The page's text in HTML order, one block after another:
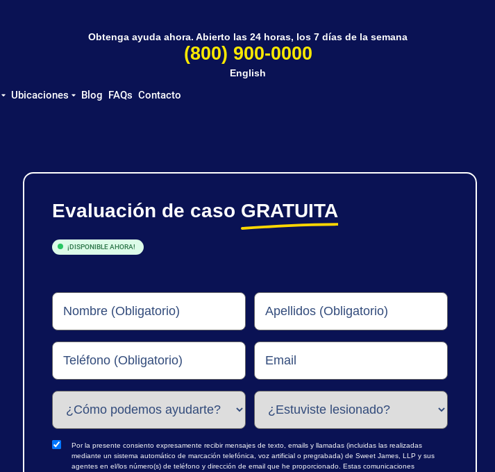
Ubicaciones Blog FAQs Contacto
Obtenga ayuda ahora. Abierto las 24 horas, los 7 días de la semana
(800) 900-0000
English
Evaluación de caso GRATUITA
¡DISPONIBLE AHORA!
Por la presente consiento expresamente recibir mensajes de texto, emails y llamadas (incluidas las realizadas
mediante un sistema automático de marcación telefónica, voz artificial o pregrabada) de Sweet James, LLP y sus
agentes en el/los número(s) de teléfono y dirección de email que he proporcionado. Estas comunicaciones